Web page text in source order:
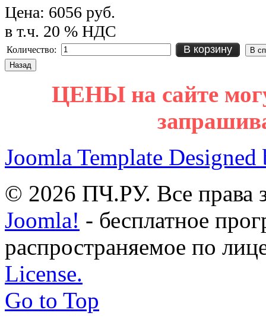
Цена: 6056 руб.
в т.ч. 20 % НДС
Количество: В корзину
ЦЕНЫ на сайте
Joomla Template Designed
© 2026 ПЧ.РУ. Все права
Joomla! - бесплатное
распространяемое по
License.
Go to Top